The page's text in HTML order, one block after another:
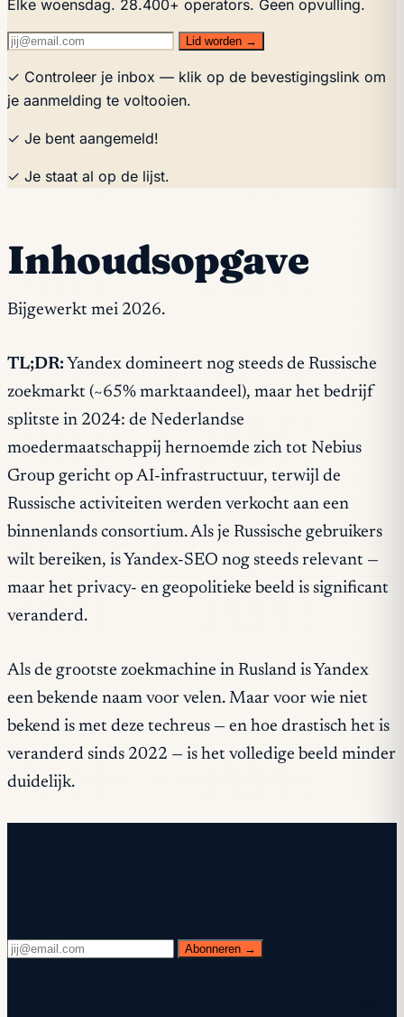
Elke woensdag. 28.400+ operators. Geen opvulling.
Lid worden →
✓ Controleer je inbox — klik op de bevestigingslink om
je aanmelding te voltooien.
✓ Je bent aangemeld!
✓ Je staat al op de lijst.
Inhoudsopgave
Bijgewerkt mei 2026.
TL;DR: Yandex domineert nog steeds de Russische
zoekmarkt (~65% marktaandeel), maar het bedrijf
splitste in 2024: de Nederlandse
moedermaatschappij hernoemde zich tot Nebius
Group gericht op AI-infrastructuur, terwijl de
Russische activiteiten werden verkocht aan een
binnenlands consortium. Als je Russische gebruikers
wilt bereiken, is Yandex-SEO nog steeds relevant —
maar het privacy- en geopolitieke beeld is significant
veranderd.
Als de grootste zoekmachine in Rusland is Yandex
een bekende naam voor velen. Maar voor wie niet
bekend is met deze techreus — en hoe drastisch het is
veranderd sinds 2022 — is het volledige beeld minder
duidelijk.
Abonneren →